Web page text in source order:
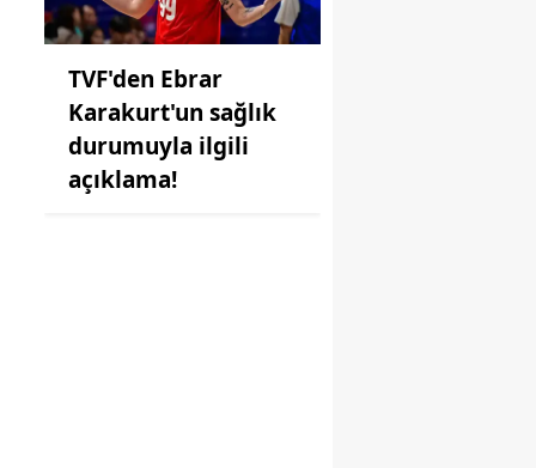
TVF'den Ebrar
Karakurt'un sağlık
durumuyla ilgili
açıklama!